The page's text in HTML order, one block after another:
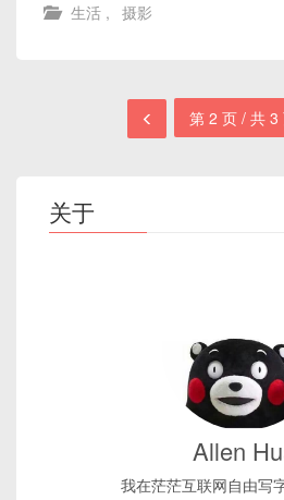
生活 , 摄影
第 2 页 / 共 3
关于
Allen
我在茫茫互联网自由写字